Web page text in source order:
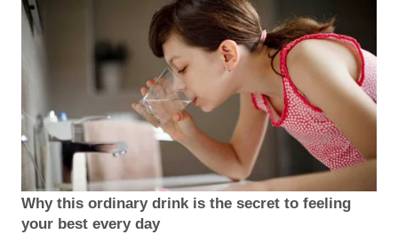
Why this ordinary drink is the secret to feeling
your best every day